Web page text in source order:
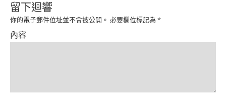
Product
留下迴響
你的電子郵件位址並不會被公開。 必要欄位標記為 *
內容